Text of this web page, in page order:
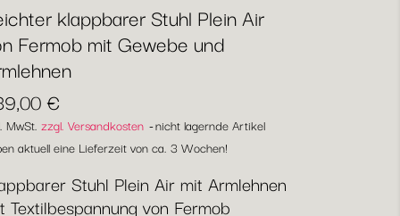
klappbarer Stuhl Plein Air
Fermob mit Gewebe und
€
MwSt. zzgl. Versandkosten nicht lagernde Artikel
aktuell eine Lieferzeit von ca. 3 Wochen!
Stuhl Plein Air mit Armlehnen
Textilbespannung von Fermob